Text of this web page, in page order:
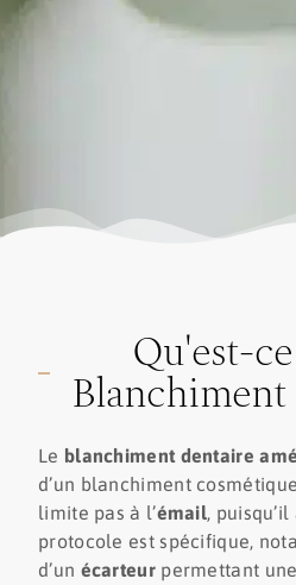
Qu'est-
Le blanchiment dentaire
d’un blanchiment
limite pas à l’émail,
protocole est spécifique,
d’un écarteurpermettant